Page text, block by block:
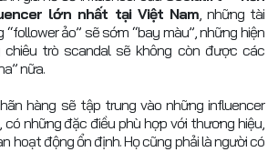
lớn nhất tại Việt Nam, những tài
“follower ảo” sẽ sớm “bay màu”, những hiện
chiêu trò scandal sẽ không còn được các
nữa.
hàng sẽ tập trung vào những influencer
những đặc điều phù hợp với thương hiệu,
hoạt động ổn định. Họ cũng phải là người có